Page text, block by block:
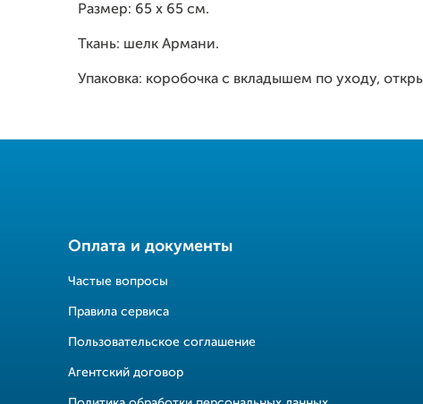
Размер: 65 х 65 см.
Ткань: шелк Армани.
Упаковка: коробочка с вкладышем по уходу,
Оплата и документы
Частые вопросы
Правила сервиса
Пользовательское соглашение
Агентский договор